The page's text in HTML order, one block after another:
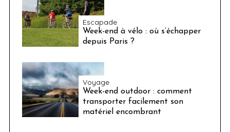
Escapade
Week-end à vélo : où s’échapper
depuis Paris ?
Voyage
Week-end outdoor : comment
transporter facilement son
matériel encombrant